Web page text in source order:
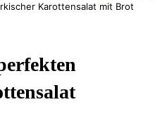
Karottensalat mit Brot